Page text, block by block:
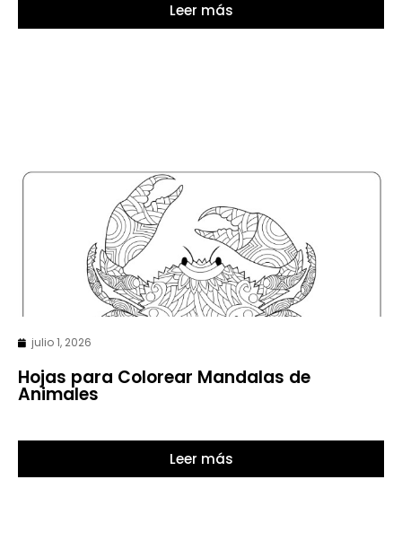
Leer más
julio 1, 2026
Hojas para Colorear Mandalas de
Animales
Leer más